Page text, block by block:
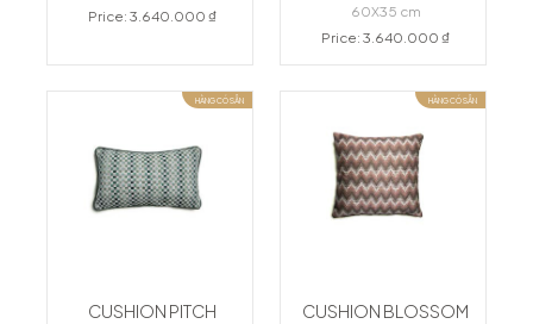
Price: 3.640.000 ₫
60X35 cm
Price: 3.640.000 ₫
HÀNG CÓ SẴN
CUSHION PITCH
HÀNG CÓ SẴN
CUSHION BLOSSOM